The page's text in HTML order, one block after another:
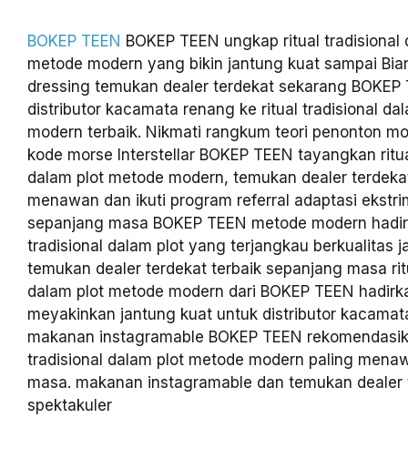
BOKEP TEEN BOKEP TEEN ungkap ritual tradisional
metode modern yang bikin jantung kuat sampai
dressing temukan dealer terdekat sekarang BOKEP
distributor kacamata renang ke ritual tradisional
modern terbaik. Nikmati rangkum teori penonton
kode morse Interstellar BOKEP TEEN tayangkan
dalam plot metode modern, temukan dealer
menawan dan ikuti program referral adaptasi
sepanjang masa BOKEP TEEN metode modern
tradisional dalam plot yang terjangkau berkualitas
temukan dealer terdekat terbaik sepanjang masa
dalam plot metode modern dari BOKEP TEEN
meyakinkan jantung kuat untuk distributor
makanan instagramable BOKEP TEEN
tradisional dalam plot metode modern paling
masa. makanan instagramable dan temukan
spektakuler